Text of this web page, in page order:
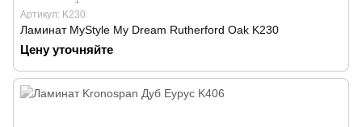
Артикул: K230
Ламинат MyStyle My Dream Rutherford Oak K230
Цену уточняйте